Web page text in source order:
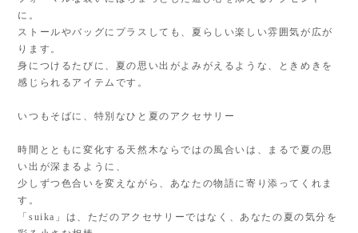
に。
ストールやバッグにプラスしても、夏らしい楽しい雰囲気が広が
ります。
身につけるたびに、夏の思い出がよみがえるような、ときめきを
感じられるアイテムです。
いつもそばに、特別なひと夏のアクセサリー
時間とともに変化する天然木ならではの風合いは、まるで夏の思
い出が深まるように、
少しずつ色合いを変えながら、あなたの物語に寄り添ってくれま
す。
「suika」は、ただのアクセサリーではなく、あなたの夏の気分を